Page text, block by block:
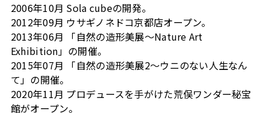
2006年10月 Sola cubeの開発。
2012年09月 ウサギノネドコ京都店オープン。
2013年06月 「自然の造形美展～Nature Art
Exhibition」の開催。
2015年07月 「自然の造形美展2～ウニのない人生なん
て」の開催。
2020年11月 プロデュースを手がけた荒俣ワンダー秘宝
館がオープン。